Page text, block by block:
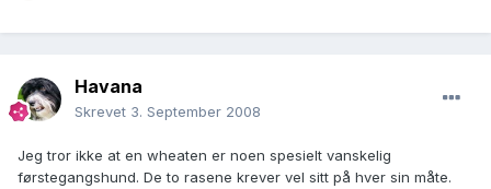
Havana
Skrevet 3. September 2008
Jeg tror ikke at en wheaten er noen spesielt vanskelig
førstegangshund. De to rasene krever vel sitt på hver sin måte.